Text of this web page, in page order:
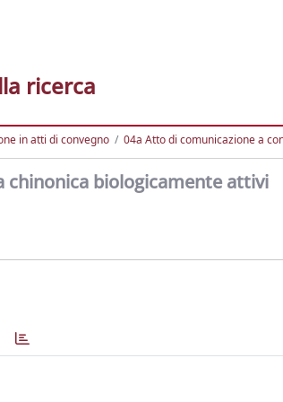
ricerca
in atti di convegno 04a Atto di comunicazione a
biologicamente attivi